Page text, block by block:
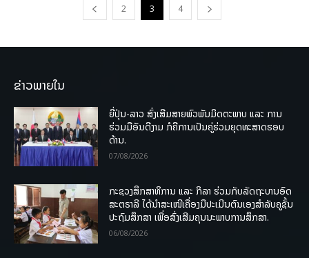
2 3 4
ຂ່າວພາຍໃນ
ຍີ່ປຸ່ນ-ລາວ ສົ່ງເສີມສາຍພົວພັນມິດຕະພາບ ແລະ ການ
ຮ່ວມມືອັນດີງາມ ກໍຄືການເປັນຄູ່ຮ່ວມຍຸດທະສາດຮອບ
ດ້ານ.
07/08/2026
ກະຊວງສຶກສາທິການ ແລະ ກິລາ ຮ່ວມກັບລັດຖະບານອົດ
ສະຕຣາລີ ໄດ້ນຳສະເໜີເຄື່ອງມືປະເມີນຕົນເອງສຳລັບຄູຊັ້ນ
ປະຖົມສຶກສາ ເພື່ອສົ່ງເສີມຄຸນນະພາບການສຶກສາ.
06/08/2026